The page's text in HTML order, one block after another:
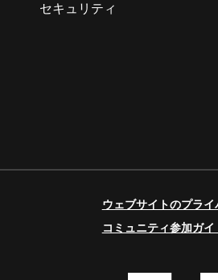
セキュリティ
ウェブサイトのプラ
コミュニティ参加ガ